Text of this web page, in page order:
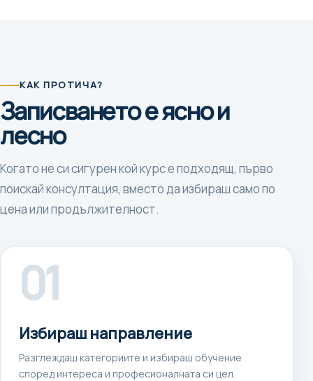
КАК ПРОТИЧА?
Записването е ясно и
лесно
Когато не си сигурен кой курс е подходящ, първо
поискай консултация, вместо да избираш само по
цена или продължителност.
01
Избираш направление
Разглеждаш категориите и избираш обучение
според интереса и професионалната си цел.